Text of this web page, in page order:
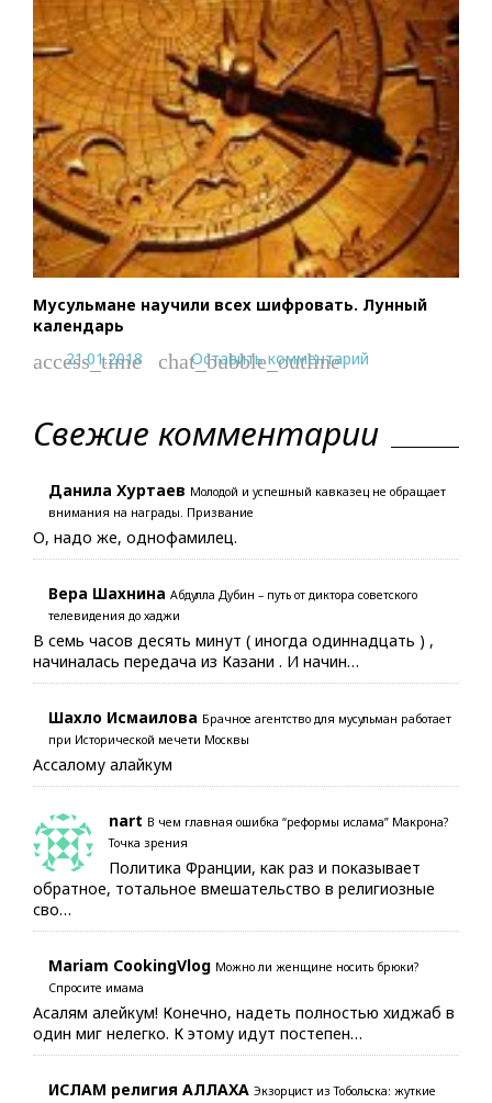
Мусульмане научили всех шифровать. Лунный
календарь
access_time
21.01.2018 chat_bubble_outline
Оставить комментарий
Свежие комментарии
Данила Хуртаев Молодой и успешный кавказец не обращает
внимания на награды. Призвание
О, надо же, однофамилец.
Вера Шахнина Абдулла Дубин – путь от диктора советского
телевидения до хаджи
В семь часов десять минут ( иногда одиннадцать ) ,
начиналась передача из Казани . И начин…
Шахло Исмаилова Брачное агентство для мусульман работает
при Исторической мечети Москвы
Ассалому алайкум
nart В чем главная ошибка “реформы ислама” Макрона?
Точка зрения
Политика Франции, как раз и показывает
обратное, тотальное вмешательство в религиозные
сво…
Mariam CookingVlog Можно ли женщине носить брюки?
Спросите имама
Асалям алейкум! Конечно, надеть полностью хиджаб в
один миг нелегко. К этому идут постепен…
ИСЛАМ религия АЛЛАХА Экзорцист из Тобольска: жуткие